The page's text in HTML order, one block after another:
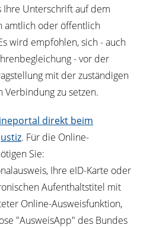
Ihre Unterschrift auf dem
amtlich oder öffentlich
wird empfohlen, sich - auch
- vor der
mit der zuständigen
zu setzen.
direkt beim
. Für die Online-
Sie:
Ihre eID-Karte oder
Aufenthaltstitel mit
Online-Ausweisfunktion,
"AusweisApp" des Bundes